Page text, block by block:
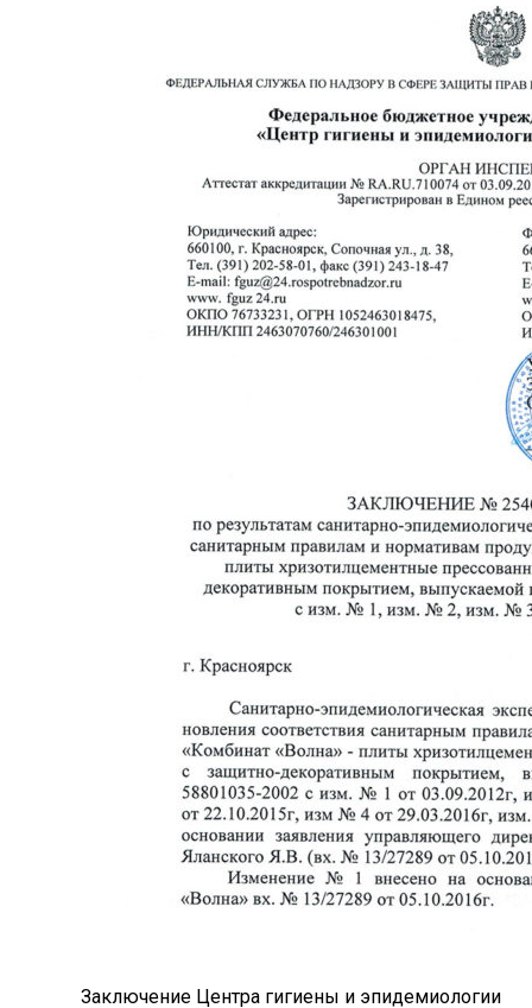
Заключение Центра гигиены и эпидемиологии